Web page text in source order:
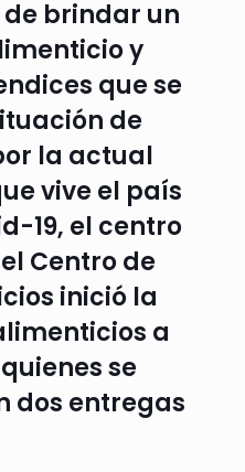
brindar un
y
que se
de
la actual
vive el país
19, el centro
Centro de
inició la
a
se
dos entregas